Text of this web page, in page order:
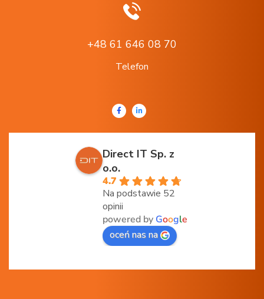
+48 61 646 08 70
Telefon
Direct IT Sp. z
o.o.
4.7
Na podstawie 52
opinii
powered by Google
oceń nas na